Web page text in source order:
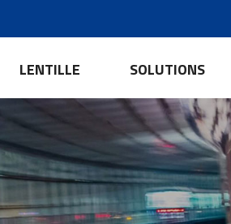
LENTILLE SOLUTIONS